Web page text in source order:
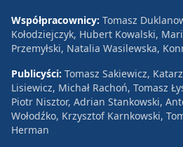
Współpracownicy: Tomasz
Kołodziejczyk, Hubert Kowalski,
Przemyłski, Natalia Wasilewska,
Publicyści: Tomasz Sakiewicz,
Lisiewicz, Michał Rachoń, Tomasz
Piotr Nisztor, Adrian Stankowski,
Wołodźko, Krzysztof Karnkowski,
Herman